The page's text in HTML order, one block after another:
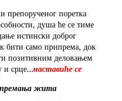
препорученог поретка
душа ће се тиме
истински доброг
бити само припрема, док
позитивним деловањем
и срце…наставиће се
жита